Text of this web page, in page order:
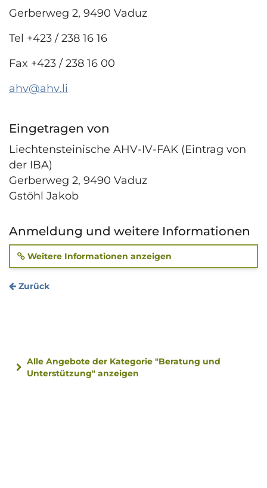
Gerberweg 2, 9490 Vaduz
Tel +423 / 238 16 16
Fax +423 / 238 16 00
ahv@ahv.li
Eingetragen von
Liechtensteinische AHV-IV-FAK (Eintrag von
der IBA)
Gerberweg 2, 9490 Vaduz
Gstöhl Jakob
Anmeldung und weitere Informationen
Weitere Informationen anzeigen
Zurück
Alle Angebote der Kategorie "Beratung und
Unterstützung" anzeigen